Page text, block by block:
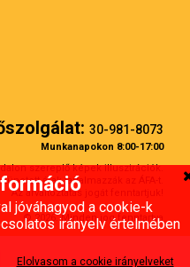
30-981-8073
Munkanapokon 8:00-17:00
szereplő képek illusztrációk.
árak tartalmazzák az ÁFA-t.
Az árváltoztatás jogát fenntartjuk!
© 2026. Minden jog fenntartva
jóváhagyod a cookie-k
irányelv értelmében
Elolvasom a cookie irányelveket